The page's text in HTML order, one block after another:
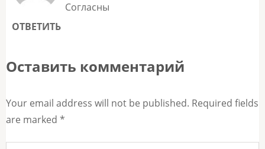
Согласны
ОТВЕТИТЬ
Оставить комментарий
Your email address will not be published. Required fields
are marked *